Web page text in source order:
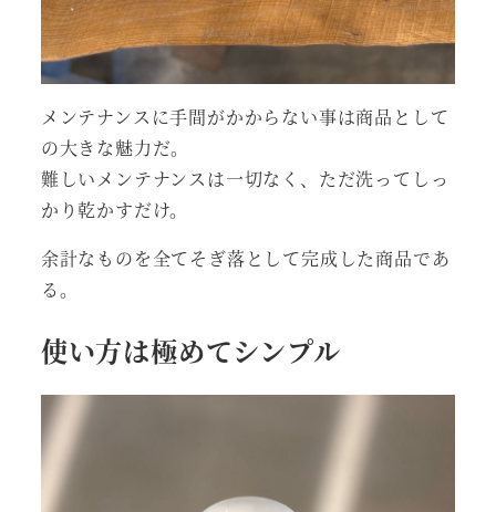
メンテナンスに手間がかからない事は商品として
の大きな魅力だ。
難しいメンテナンスは一切なく、ただ洗ってしっ
かり乾かすだけ。
余計なものを全てそぎ落として完成した商品であ
る。
使い方は極めてシンプル